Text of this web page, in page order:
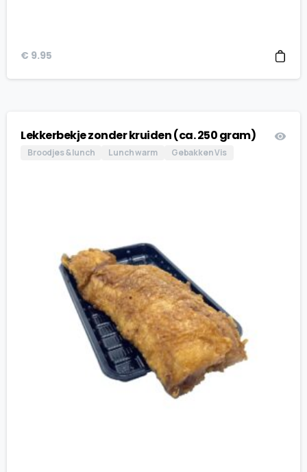
€ 9.95
Lekkerbekje zonder kruiden (ca. 250 gram)
Broodjes & lunch Lunch warm Gebakken Vis